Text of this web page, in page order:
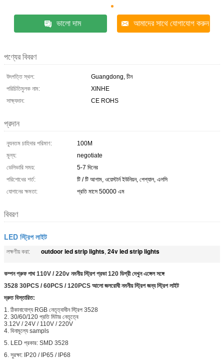
ভালো দাম আমাদের সাথে যোগাযোগ করুন
পণ্যের বিবরণ
উৎপত্তি স্থল:
Guangdong, চীন
পরিচিতিমুলক নাম:
XINHE
সাক্ষ্যদান:
CE ROHS
প্রদান
ন্যূনতম চাহিদার পরিমাণ:
100M
মূল্য:
negotiate
ডেলিভারি সময়:
5-7 দিনের
পরিশোধের শর্ত:
টি / টি আগাম, ওয়েস্টার্ন ইউনিয়ন, পেপ্যাল, এলসি
যোগানের ক্ষমতা:
প্রতি মাসে 50000 এম
বিবরণ
LED স্ট্রিপ লাইট
লক্ষণীয় করা: outdoor led strip lights, 24v led strip lights
কম্পন প্রুফ পাথ 110V / 220v নমনীয় স্ট্রিপ প্রভা 120 ডিগ্রী দেখুন এঙ্গেল সঙ্গে
3528 30PCS / 60PCS / 120PCS আলো জলরোধী নমনীয় স্ট্রিপ জন্য স্ট্রিপ লাইট
দ্রুত বিস্তারিত:
1. ঠিকানাযোগ্য RGB নেতৃত্বাধীন স্ট্রিপ 3528
2. 30/60/120 প্রতি মিটার নেতৃত্বে
3.12V / 24V / 110V / 220V
4. বিনামূল্যে sampls
5. LED প্রকার: SMD 3528
6. সুরক্ষা: IP20 / IP65 / IP68